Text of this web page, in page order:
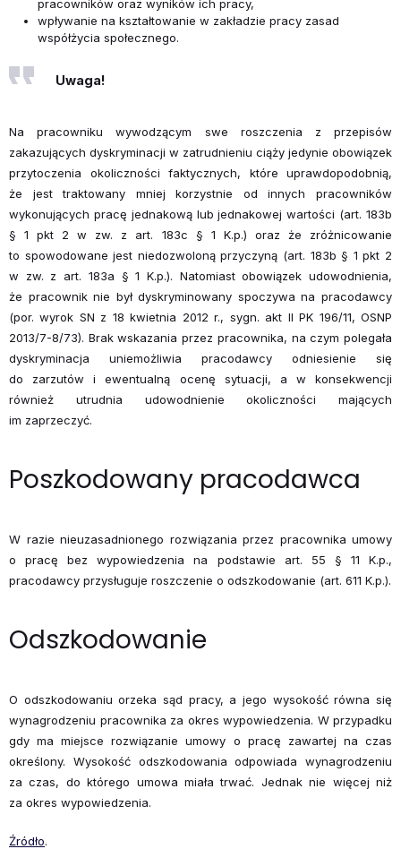
pracowników oraz wyników ich pracy,
wpływanie na kształtowanie w zakładzie pracy zasad
współżycia społecznego.
Uwaga!
Na pracowniku wywodzącym swe roszczenia z przepisów
zakazujących dyskryminacji w zatrudnieniu ciąży jedynie obowiązek
przytoczenia okoliczności faktycznych, które uprawdopodobnią,
że jest traktowany mniej korzystnie od innych pracowników
wykonujących pracę jednakową lub jednakowej wartości (art. 183b
§ 1 pkt 2 w zw. z art. 183c § 1 K.p.) oraz że zróżnicowanie
to spowodowane jest niedozwoloną przyczyną (art. 183b § 1 pkt 2
w zw. z art. 183a § 1 K.p.). Natomiast obowiązek udowodnienia,
że pracownik nie był dyskryminowany spoczywa na pracodawcy
(por. wyrok SN z 18 kwietnia 2012 r., sygn. akt II PK 196/11, OSNP
2013/7-8/73). Brak wskazania przez pracownika, na czym polegała
dyskryminacja uniemożliwia pracodawcy odniesienie się
do zarzutów i ewentualną ocenę sytuacji, a w konsekwencji
również utrudnia udowodnienie okoliczności mających
im zaprzeczyć.
Poszkodowany pracodawca
W razie nieuzasadnionego rozwiązania przez pracownika umowy
o pracę bez wypowiedzenia na podstawie art. 55 § 11 K.p.,
pracodawcy przysługuje roszczenie o odszkodowanie (art. 611 K.p.).
Odszkodowanie
O odszkodowaniu orzeka sąd pracy, a jego wysokość równa się
wynagrodzeniu pracownika za okres wypowiedzenia. W przypadku
gdy ma miejsce rozwiązanie umowy o pracę zawartej na czas
określony. Wysokość odszkodowania odpowiada wynagrodzeniu
za czas, do którego umowa miała trwać. Jednak nie więcej niż
za okres wypowiedzenia.
Źródło.